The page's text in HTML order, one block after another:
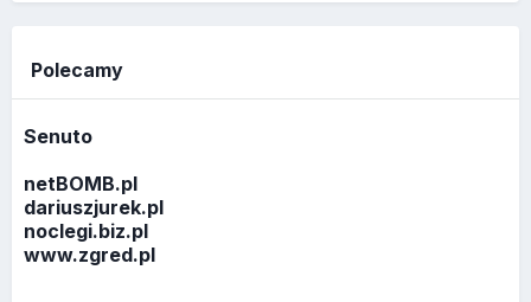
Polecamy
Senuto
netBOMB.pl
dariuszjurek.pl
noclegi.biz.pl
www.zgred.pl